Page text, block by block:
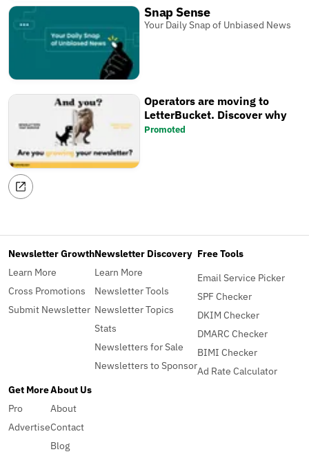
Snap Sense
Your Daily Snap of Unbiased News
Operators are moving to
LetterBucket. Discover why
Promoted
Newsletter Growth
Learn More
Cross Promotions
Submit Newsletter
Newsletter Discovery
Learn More
Newsletter Tools
Newsletter Topics
Stats
Newsletters for Sale
Newsletters to Sponsor
Free Tools
Email Service Picker
SPF Checker
DKIM Checker
DMARC Checker
BIMI Checker
Ad Rate Calculator
Get More
Pro
Advertise
About Us
About
Contact
Blog